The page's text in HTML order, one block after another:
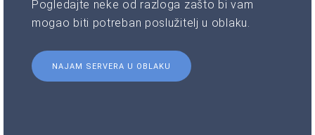
Pogledajte neke od razloga zašto bi vam
mogao biti potreban poslužitelj u oblaku.
NAJAM SERVERA U OBLAKU